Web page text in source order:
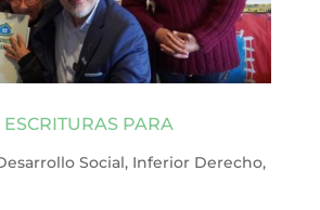
PARA
Social, Inferior Derecho,